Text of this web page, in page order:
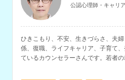
公認心理師・キャリ
ひきこもり、不安、生きづらさ、夫
係、復職、ライフキャリア、子育て
ているカウンセラーさんです。若者
ラーなど、教育・福祉・行政の現場